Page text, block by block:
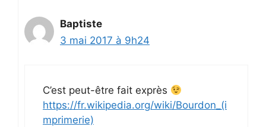
Baptiste
3 mai 2017 à 9h24
C’est peut-être fait exprès
https://fr.wikipedia.org/wiki/Bourdon_(i
mprimerie)